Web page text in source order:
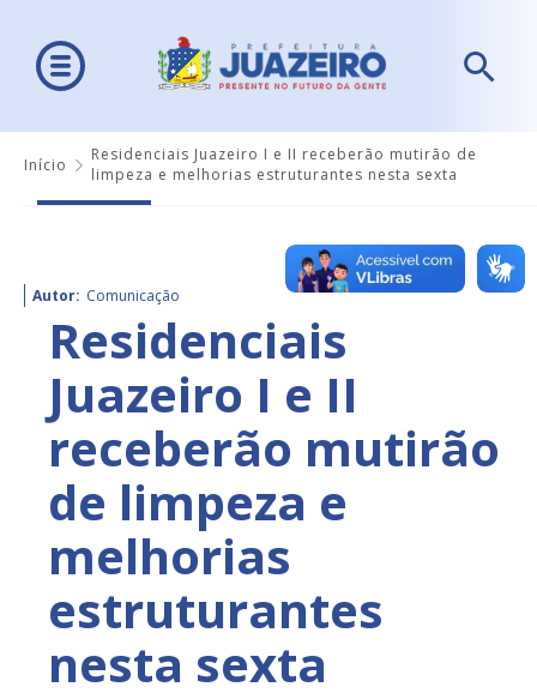
Início
Residenciais Juazeiro I e II receberão mutirão de
limpeza e melhorias estruturantes nesta sexta
Autor: Comunicação
Residenciais
Juazeiro I e II
receberão mutirão
de limpeza e
melhorias
estruturantes
nesta sexta